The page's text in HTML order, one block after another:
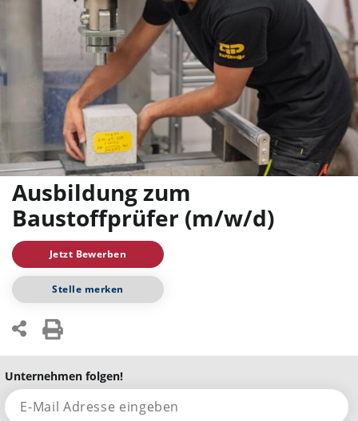
Ausbildung zum
Baustoffprüfer (m/w/d)
Jetzt Bewerben
Stelle merken
Unternehmen folgen!